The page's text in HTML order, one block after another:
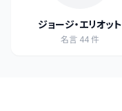
ジョージ・エリオット
名言 44件